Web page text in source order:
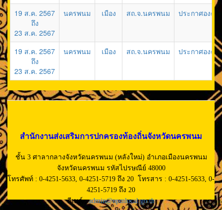
19 ส.ค. 2567
ถึง
23 ส.ค. 2567
นครพนม เมือง สถ.จ.นครพนม ประกาศองค์
19 ส.ค. 2567
ถึง
23 ส.ค. 2567
นครพนม เมือง สถ.จ.นครพนม ประกาศองค์
สำนักงานส่งเสริมการปกครองท้องถิ่นจังหวัดนครพนม
ชั้น 3 ศาลากลางจังหวัดนครพนม (หลังใหม่) อำเภอเมืองนครพนม
จังหวัดนครพนม รหัสไปรษณีย์ 48000
โทรศัพท์ : 0-4251-5633, 0-4251-5719 ถึง 20 โทรสาร : 0-4251-5633, 0-
4251-5719 ถึง 20
อีเมล์ :admin@npmlocal.go.th